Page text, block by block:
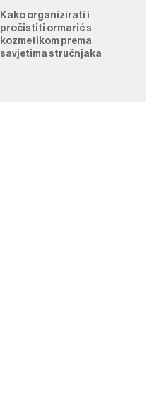
Kako organizirati i
pročistiti ormarić s
kozmetikom prema
savjetima stručnjaka